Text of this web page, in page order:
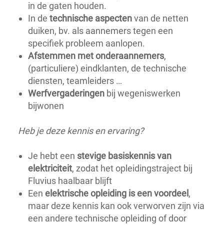
in de gaten houden.
In de technische aspectenvan de netten
duiken, bv. als aannemers tegen een
specifiek probleem aanlopen.
Afstemmen met onderaannemers,
(particuliere) eindklanten, de technische
diensten, teamleiders …
Werfvergaderingen bij wegeniswerken
bijwonen
Heb je deze kennis en ervaring?
Je hebt een stevige basiskennis van
elektriciteit, zodat het opleidingstraject bij
Fluvius haalbaar blijft
Een elektrische opleiding is een voordeel ,
maar deze kennis kan ook verworven zijn via
een andere technische opleiding of door